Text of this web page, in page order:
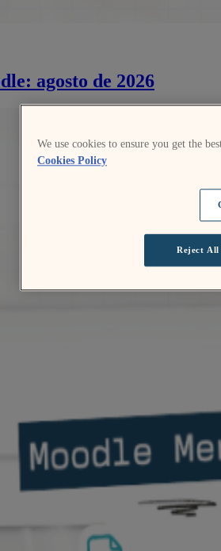
agosto de 2026
We use cookies to ensure you get the
Cookies Policy
Reject All